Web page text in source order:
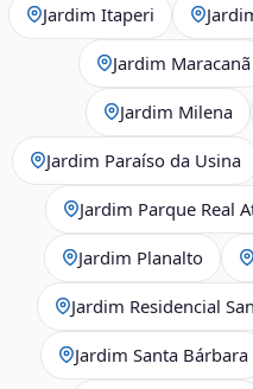
Jardim Itaperi
Jardim Maracanã
Jardim Milena
Jardim Paraíso da Usina
Jardim Parque Real
Jardim Planalto
Jardim Residencial
Jardim Santa Bárbara